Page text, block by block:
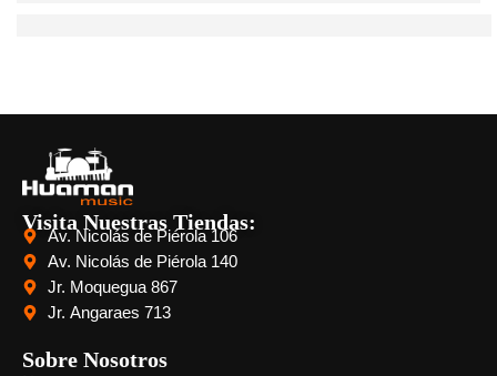
Visita Nuestras Tiendas:
Av. Nicolás de Piérola 106
Av. Nicolás de Piérola 140
Jr. Moquegua 867
Jr. Angaraes 713
Sobre Nosotros